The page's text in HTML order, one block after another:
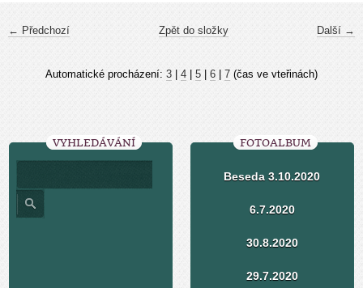
← Předchozí Další →
Zpět do složky
Automatické procházení: 3 4 5 6 7 (čas ve vteřinách)
VYHLEDÁVÁNÍ FOTOALBUM
Beseda 3.10.2020
6.7.2020
30.8.2020
29.7.2020